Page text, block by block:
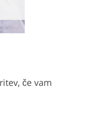
če vam